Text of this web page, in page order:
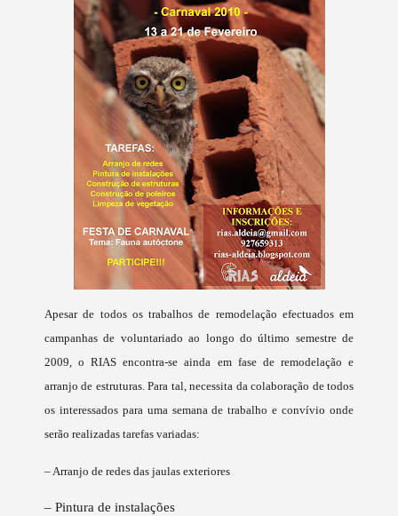
Apesar de todos os trabalhos de remodelação efectuados em
campanhas de voluntariado ao longo do último semestre de
2009, o RIAS encontra-se ainda em fase de remodelação e
arranjo de estruturas. Para tal, necessita da colaboração de todos
os interessados para uma semana de trabalho e convívio onde
serão realizadas tarefas variadas:
– Arranjo de redes das jaulas exteriores
– Pintura de instalações